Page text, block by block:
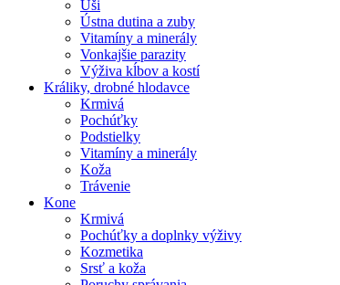
Uši
Ústna dutina a zuby
Vitamíny a minerály
Vonkajšie parazity
Výživa kĺbov a kostí
Králiky, drobné hlodavce
Krmivá
Pochúťky
Podstielky
Vitamíny a minerály
Koža
Trávenie
Kone
Krmivá
Pochúťky a doplnky výživy
Kozmetika
Srsť a koža